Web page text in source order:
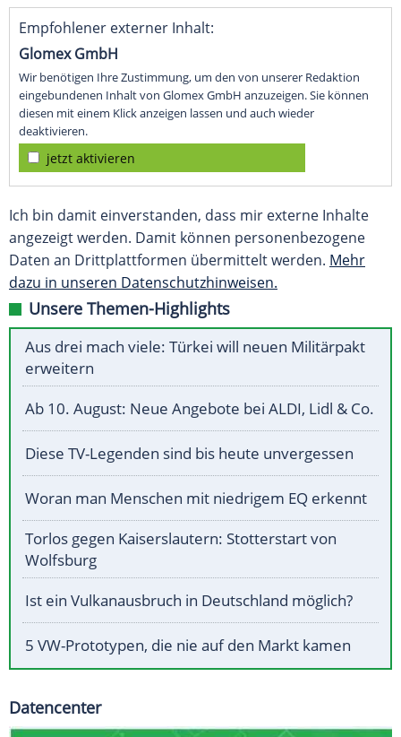
Empfohlener externer Inhalt:
Glomex GmbH
Wir benötigen Ihre Zustimmung, um den von unserer Redaktion
eingebundenen Inhalt von Glomex GmbH anzuzeigen. Sie können
diesen mit einem Klick anzeigen lassen und auch wieder
deaktivieren.
jetzt aktivieren
Ich bin damit einverstanden, dass mir externe Inhalte
angezeigt werden. Damit können personenbezogene
Daten an Drittplattformen übermittelt werden. Mehr
dazu in unseren Datenschutzhinweisen.
Unsere Themen-Highlights
Aus drei mach viele: Türkei will neuen Militärpakt
erweitern
Ab 10. August: Neue Angebote bei ALDI, Lidl & Co.
Diese TV-Legenden sind bis heute unvergessen
Woran man Menschen mit niedrigem EQ erkennt
Torlos gegen Kaiserslautern: Stotterstart von
Wolfsburg
Ist ein Vulkanausbruch in Deutschland möglich?
5 VW-Prototypen, die nie auf den Markt kamen
Datencenter